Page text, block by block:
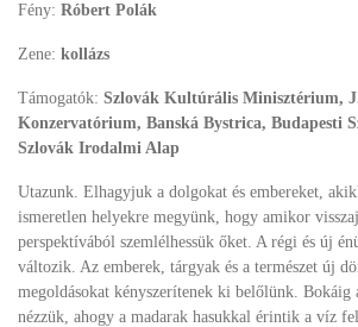
Fény: Róbert Polák
Zene: kollázs
Támogatók: Szlovák Kultúrális Minisztérium,
Konzervatórium, Banská Bystrica, Budapesti
Szlovák Irodalmi Alap
Utazunk. Elhagyjuk a dolgokat és embereket,
ismeretlen helyekre megyünk, hogy amikor
perspektívából szemlélhessük őket. A régi és új
változik. Az emberek, tárgyak és a természet új
megoldásokat kényszerítenek ki belőlünk. Bokáig
nézzük, ahogy a madarak hasukkal érintik a víz